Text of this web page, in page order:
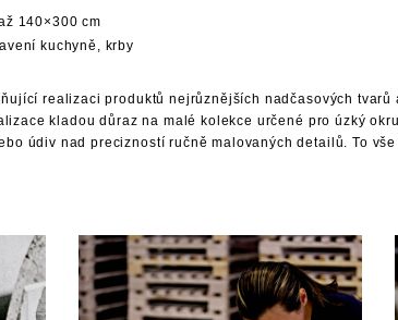
140×300 cm
kuchyně, krby
realizaci produktů nejrůznějších nadčasových tvarů
kladou důraz na malé kolekce určené pro úzký
údiv nad precizností ručně malovaných detailů. To vše